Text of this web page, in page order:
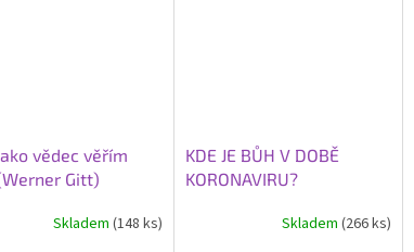
vědec věřím
Gitt)
Skladem (148 ks)
KDE JE BŮH V DOBĚ
KORONAVIRU?
Skladem (266 ks)